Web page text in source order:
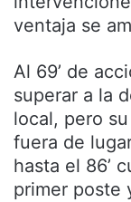
ventaja se
Al 69’ de
superar a la
local, pero
fuera de
hasta el 86’
primer poste